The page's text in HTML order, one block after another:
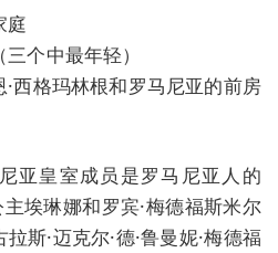
庭
个中最年轻）
西格玛林根和罗马尼亚的前房
亚皇室成员是罗马尼亚人的
埃琳娜和罗宾·梅德福斯米尔
斯·迈克尔·德·鲁曼妮·梅德福